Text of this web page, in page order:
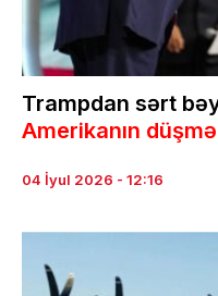
Trampdan sərt
Amerikanın
04 İyul 2026 - 12:16